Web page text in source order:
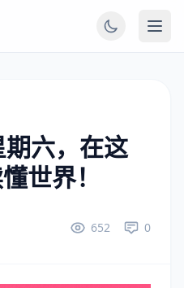
六，在这
世界！
652 0